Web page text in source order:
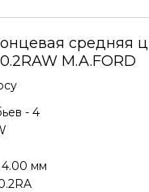
средняя
M.A.FORD
- 4
мм